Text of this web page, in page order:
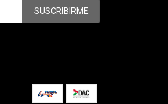
SUSCRIBIRME